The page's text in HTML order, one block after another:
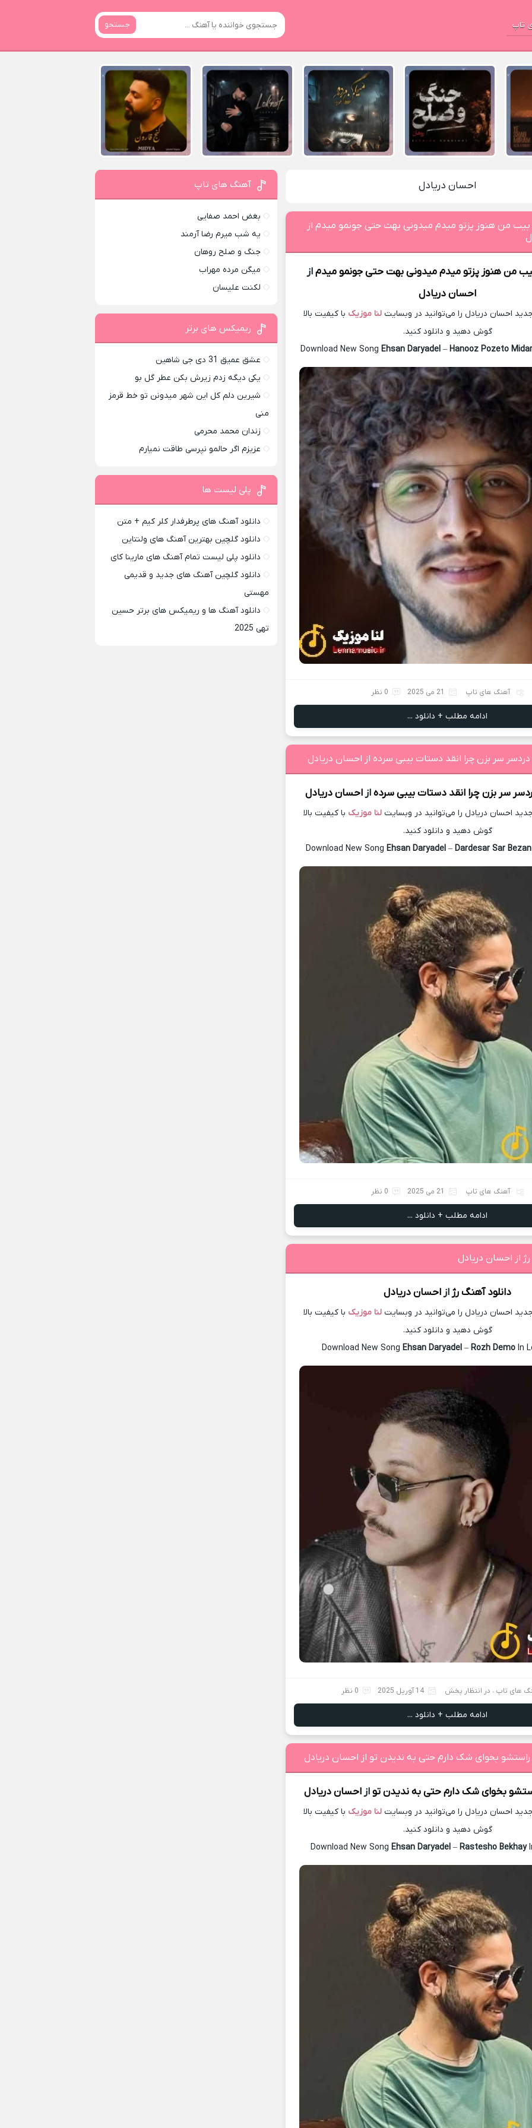
تاپ جستجو
احسان دریادل
ﺑﻴﺐ ﻣﻦ ﻫﻨﻮز ﭘﺰﺗﻮ ﻣﻴﺪم ﻣﻴﺪوﻧﻰ ﺑﻬﺖ ﺣﺘﻰ ﺟﻮﻧﻤﻮ ﻣﻴﺪم از
ﻣﻦ ﻫﻨﻮز ﭘﺰﺗﻮ ﻣﻴﺪم ﻣﻴﺪوﻧﻰ ﺑﻬﺖ ﺣﺘﻰ ﺟﻮﻧﻤﻮ ﻣﻴﺪماز
احسان دریادل
احسان دریادل را می‌توانید در وبسایت لنا موزیک با کیفیت بالا
گوش دهید و دانلود کنید.
Download New Song Ehsan Daryadel– Hanooz Pozeto
آهنگ های تاپ 21 می 2025 0 نظر
ادامه مطلب + دانلود ...
دردﺳﺮ ﺳﺮ ﺑﺰن ﭼﺮا اﻧﻘﺪ دﺳﺘﺎت ﺑﻴﺒﻰ ﺳﺮده از احسان دریادل
ﺳﺮ ﺑﺰن ﭼﺮا اﻧﻘﺪ دﺳﺘﺎت ﺑﻴﺒﻰ ﺳﺮدهازاحسان دریادل
احسان دریادل را می‌توانید در وبسایت لنا موزیک با کیفیت بالا
گوش دهید و دانلود کنید.
Download New SongEhsan Daryadel –Dardesar Sar Bezan
آهنگ های تاپ 21 می 2025 0 نظر
ادامه مطلب + دانلود ...
از احسان دریادل
دانلود آهنگ رژ ازاحسان دریادل
احسان دریادل را می‌توانید در وبسایت لنا موزیک با کیفیت بالا
گوش دهید و دانلود کنید.
Download New SongEhsan Daryadel –Rozh Demo In
های تاپ ، در انتظار پخش 14 آوریل 2025 0 نظر
ادامه مطلب + دانلود ...
راستشو بخوای شک دارم حتی به ندیدن تو از احسان دریادل
بخوای شک دارم حتی به ندیدن توازاحسان دریادل
احسان دریادل را می‌توانید در وبسایت لنا موزیک با کیفیت بالا
گوش دهید و دانلود کنید.
Download New SongEhsan Daryadel –Rastesho Bekhay
آهنگ های تاپ
بغض احمد صفایی
یه شب میرم رضا آرمند
جنگ و صلح روهان
میگن مرده مهراب
لکنت علیسان
ریمیکس های برتر
عشق عمیق 31 دی جی شاهین
یکی دیگه زدم زیرش بکن عطر گل بو
شیرین دلم کل این شهر میدونن تو خط قرمز
منی
زندان محمد محرمی
عزیزم اگر حالمو نپرسی طاقت نمیارم
پلی لیست ها
دانلود آهنگ های پرطرفدار کلر کیم + متن
دانلود گلچین بهترین آهنگ های ولنتاین
دانلود پلی لیست تمام آهنگ های مارینا کای
دانلود گلچین آهنگ های جدید و قدیمی
مهستی
دانلود آهنگ ها و ریمیکس های برتر حسین
تهی 2025